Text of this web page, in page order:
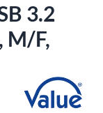
3.2
M/F,